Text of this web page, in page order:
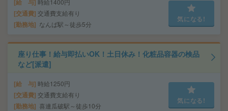
給 与 時給1400円
交通費 交通費支給有り
勤務地 なんば駅～徒歩5分
気になる!
座り仕事！給与即払いOK！土日休み！化粧品容器の検品
など[派遣]
給 与 時給1250円
交通費 交通費支給有り
勤務地 喜連瓜破駅～徒歩10分
気になる!